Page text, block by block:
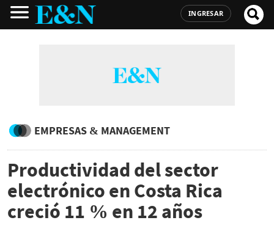
INGRESAR
EMPRESAS & MANAGEMENT
Productividad del sector
electrónico en Costa Rica
creció 11 % en 12 años